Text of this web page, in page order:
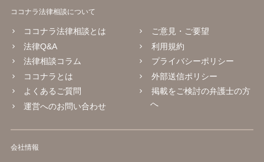
ココナラ法律相談について
ココナラ法律相談とは
法律Q&A
法律相談コラム
ココナラとは
よくあるご質問
運営へのお問い合わせ
ご意見・ご要望
利用規約
プライバシーポリシー
外部送信ポリシー
掲載をご検討の弁護士の方
へ
会社情報